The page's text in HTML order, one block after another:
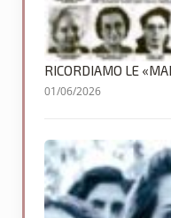
RICORDIAMO LE
01/06/2026